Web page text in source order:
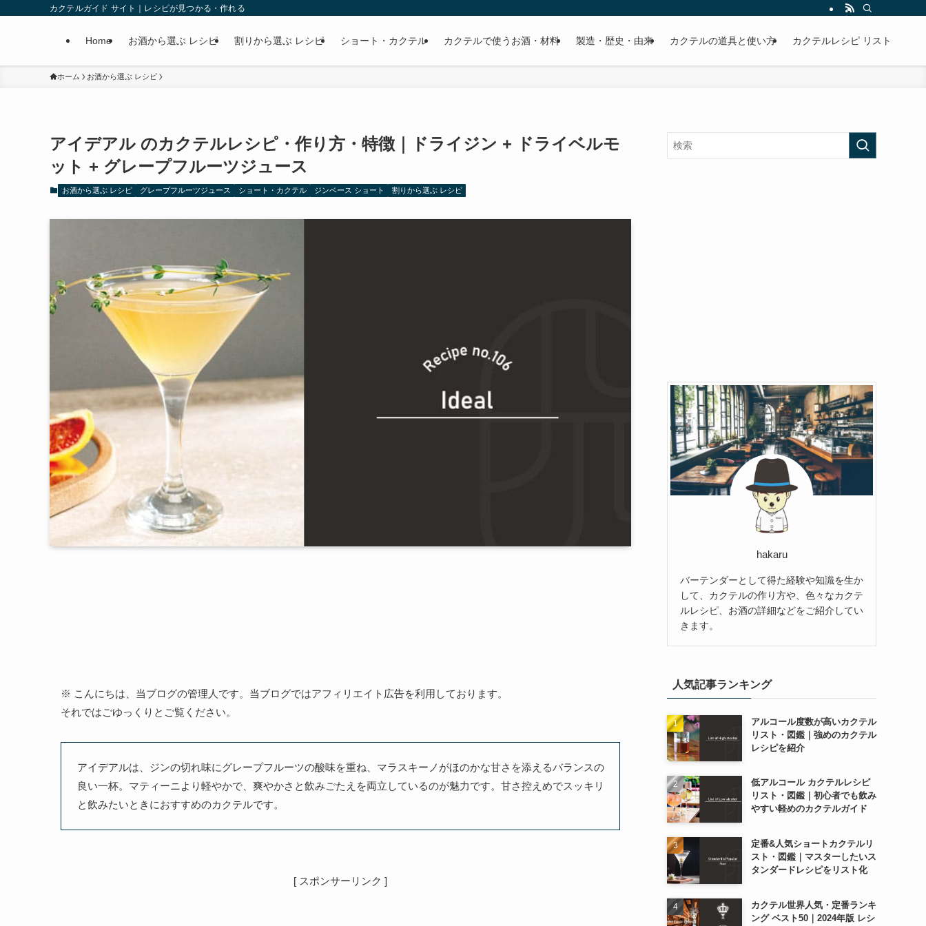
カクテルガイド サイト｜レシピが見つかる・作れる
Home お酒から選ぶ レシピ 割りから選ぶ レシピ ショート・カクテル カクテルで使うお酒・材料 製造・歴史・由来 カクテルの道具と使い方 カクテルレシピ リスト
ホーム お酒から選ぶ レシピ
アイデアル のカクテルレシピ・作り方・特徴｜ドライジン + ドライベルモ
ット + グレープフルーツジュース
お酒から選ぶ レシピ グレープフルーツジュース ショート・カクテル ジンベース ショート 割りから選ぶ レシピ
※ こんにちは、当ブログの管理人です。当ブログではアフィリエイト広告を利用しております。
それではごゆっくりとご覧ください。
アイデアルは、ジンの切れ味にグレープフルーツの酸味を重ね、マラスキーノがほのかな甘さを添えるバランスの
良い一杯。マティーニより軽やかで、爽やかさと飲みごたえを両立しているのが魅力です。甘さ控えめでスッキリ
と飲みたいときにおすすめのカクテルです。
[ スポンサーリンク ]
hakaru
バーテンダーとして得た経験や知識を生か
して、カクテルの作り方や、色々なカクテ
ルレシピ、お酒の詳細などをご紹介してい
きます。
人気記事ランキング
アルコール度数が高いカクテル
リスト・図鑑｜強めのカクテル
レシピを紹介
低アルコール カクテルレシピ
リスト・図鑑｜初心者でも飲み
やすい軽めのカクテルガイド
定番&人気ショートカクテルリ
スト・図鑑｜マスターしたいス
タンダードレシピをリスト化
カクテル世界人気・定番ランキ
ング ベスト50｜2024年版 レシ